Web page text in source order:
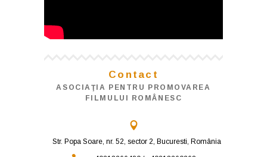
Contact
ASOCIAŢIA PENTRU PROMOVAREA
FILMULUI ROMÂNESC
Str. Popa Soare, nr. 52, sector 2, Bucuresti, România